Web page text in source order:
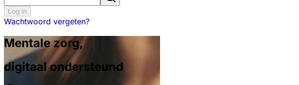
Log in
Wachtwoord vergeten?
Mentale zorg,
digitaal ondersteund